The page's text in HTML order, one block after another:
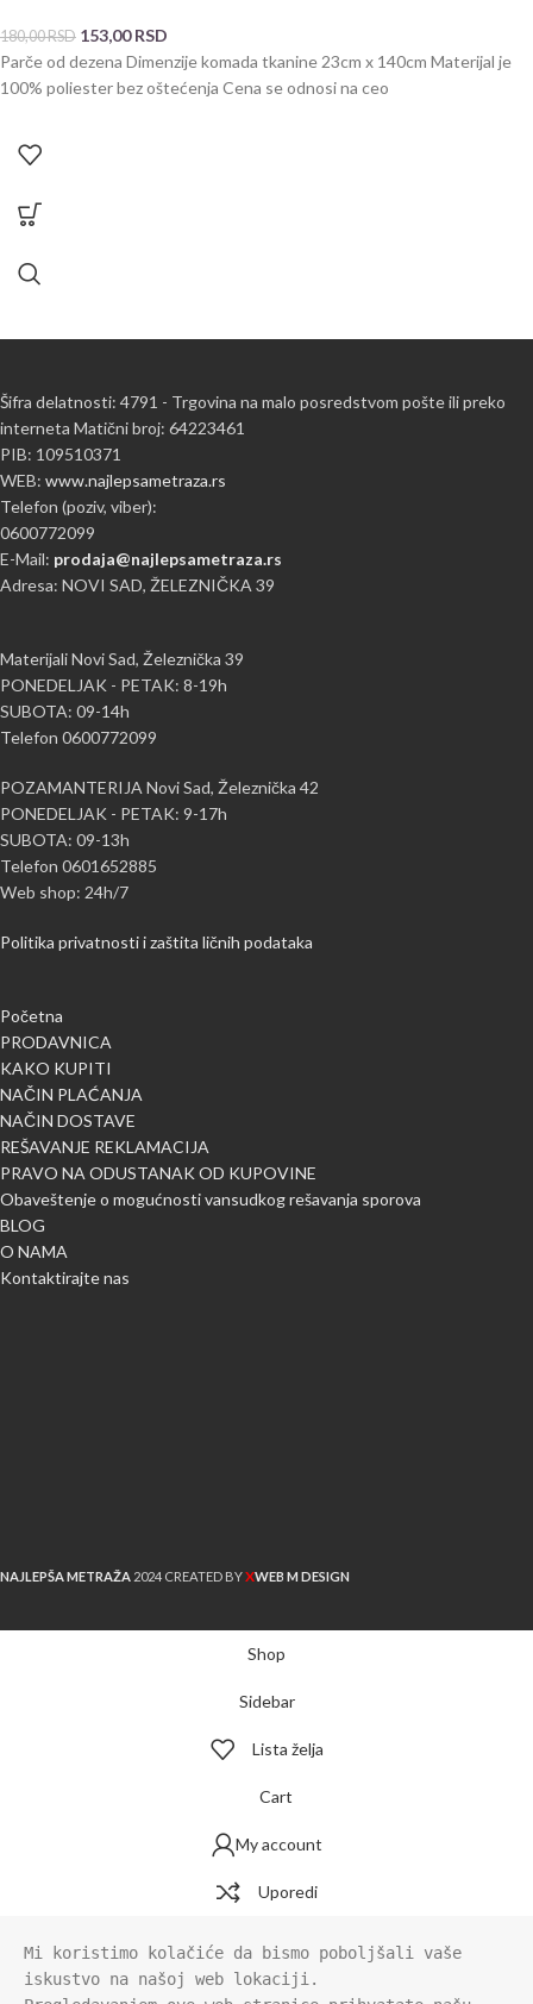
180,00RSD 153,00RSD
Parče od dezena Dimenzije komada tkanine 23cm x 140cm Materijal je
100% poliester bez oštećenja Cena se odnosi na ceo
Šifra delatnosti: 4791 - Trgovina na malo posredstvom pošte ili preko
interneta Matični broj: 64223461
PIB: 109510371
WEB: www.najlepsametraza.rs
Telefon (poziv, viber):
0600772099
E-Mail: prodaja@najlepsametraza.rs
Adresa: NOVI SAD, ŽELEZNIČKA 39
Materijali Novi Sad, Železnička 39
PONEDELJAK - PETAK: 8-19h
SUBOTA: 09-14h
Telefon 0600772099
POZAMANTERIJA Novi Sad, Železnička 42
PONEDELJAK - PETAK: 9-17h
SUBOTA: 09-13h
Telefon 0601652885
Web shop: 24h/7
Politika privatnosti i zaštita ličnih podataka
Početna
PRODAVNICA
KAKO KUPITI
NAČIN PLAĆANJA
NAČIN DOSTAVE
REŠAVANJE REKLAMACIJA
PRAVO NA ODUSTANAK OD KUPOVINE
Obaveštenje o mogućnosti vansudkog rešavanja sporova
BLOG
O NAMA
Kontaktirajte nas
NAJLEPŠA METRAŽA 2024 CREATED BYXWEB M DESIGN
Shop
Sidebar
Lista želja
Cart
My account
Uporedi
Mi koristimo kolačiće da bismo poboljšali vaše
iskustvo na našoj web lokaciji.